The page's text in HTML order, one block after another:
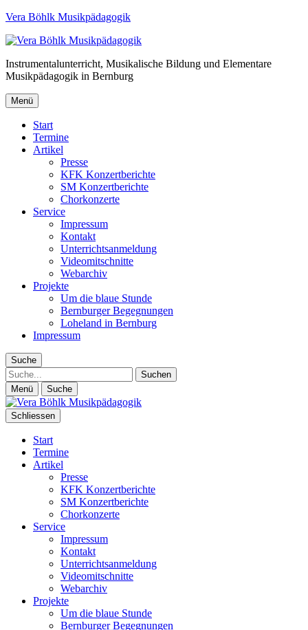
Vera Böhlk Musikpädagogik
Instrumentalunterricht, Musikalische Bildung und Elementare
Musikpädagogik in Bernburg
Menü
Start
Termine
Artikel
Presse
KFK Konzertberichte
SM Konzertberichte
Chorkonzerte
Service
Impressum
Kontakt
Unterrichtsanmeldung
Videomitschnitte
Webarchiv
Projekte
Um die blaue Stunde
Bernburger Begegnungen
Loheland in Bernburg
Impressum
Suche
Suche
Menü Suche
Schliessen
Start
Termine
Artikel
Presse
KFK Konzertberichte
SM Konzertberichte
Chorkonzerte
Service
Impressum
Kontakt
Unterrichtsanmeldung
Videomitschnitte
Webarchiv
Projekte
Um die blaue Stunde
Bernburger Begegnungen